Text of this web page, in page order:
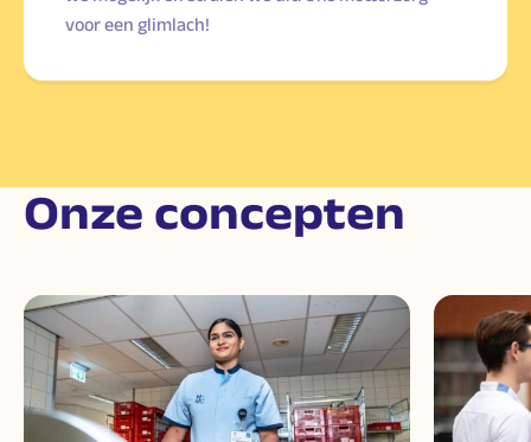
voor een glimlach!
Onze concepten